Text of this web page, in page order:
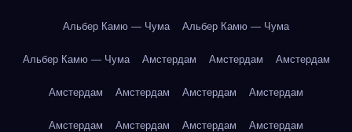
Альбер Камю — Чума Альбер Камю — Чума
Альбер Камю — Чума Амстердам Амстердам Амстердам
Амстердам Амстердам Амстердам Амстердам
Амстердам Амстердам Амстердам Амстердам